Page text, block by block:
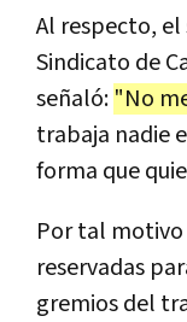
Al respecto,
Sindicato de
señaló: "No
trabaja nadie
forma que
Por tal motivo
reservadas
gremios del